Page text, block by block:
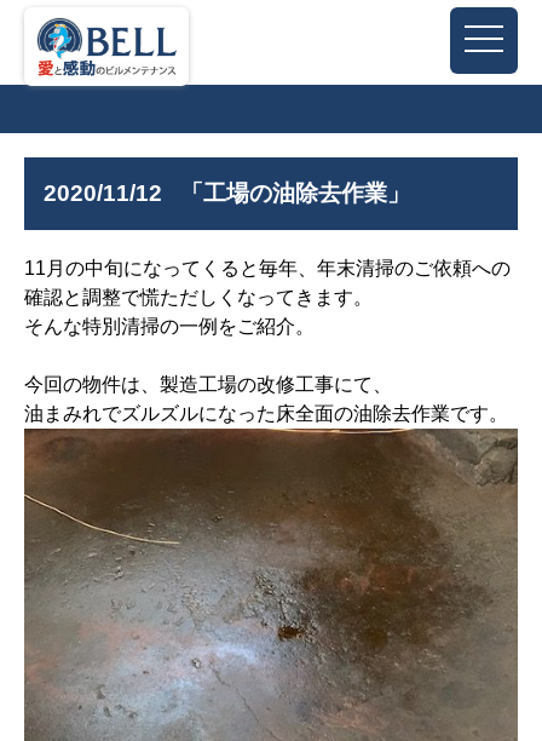
2020/11/12 「工場の油除去作業」
11月の中旬になってくると毎年、年末清掃のご依頼への
確認と調整で慌ただしくなってきます。
そんな特別清掃の一例をご紹介。
今回の物件は、製造工場の改修工事にて、
油まみれでズルズルになった床全面の油除去作業です。